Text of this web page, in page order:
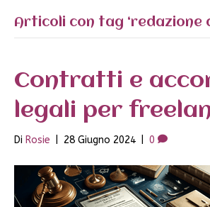
Articoli con tag ‘redazione
Contratti e
legali per
Di Rosie 28 Giugno 2024 0